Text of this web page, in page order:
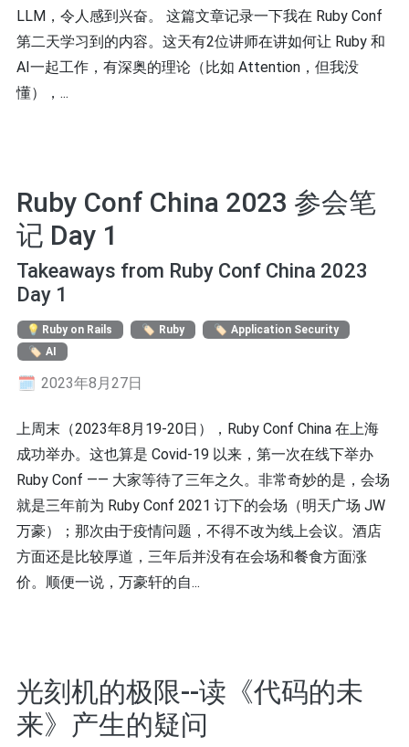
LLM，令人感到兴奋。 这篇文章记录一下我在 Ruby Conf
第二天学习到的内容。这天有2位讲师在讲如何让 Ruby 和
AI一起工作，有深奥的理论（比如 Attention，但我没
懂），...
Ruby Conf China 2023 参会笔
记 Day 1
Takeaways from Ruby Conf China 2023
Day 1
Ruby on Rails Ruby
Application Security
AI
2023年8月27日
上周末（2023年8月19-20日），Ruby Conf China 在上海
成功举办。这也算是 Covid-19 以来，第一次在线下举办
Ruby Conf —— 大家等待了三年之久。非常奇妙的是，会场
就是三年前为 Ruby Conf 2021 订下的会场（明天广场 JW
万豪）；那次由于疫情问题，不得不改为线上会议。酒店
方面还是比较厚道，三年后并没有在会场和餐食方面涨
价。顺便一说，万豪轩的自...
光刻机的极限--读《代码的未
来》产生的疑问